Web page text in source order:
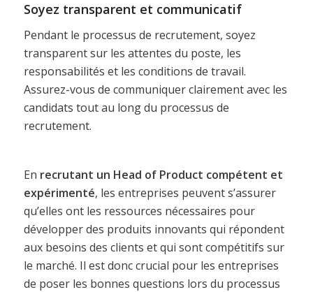
Soyez transparent et communicatif
Pendant le processus de recrutement, soyez
transparent sur les attentes du poste, les
responsabilités et les conditions de travail.
Assurez-vous de communiquer clairement avec les
candidats tout au long du processus de
recrutement.
En recrutant un Head of Product compétent et
expérimenté, les entreprises peuvent s’assurer
qu’elles ont les ressources nécessaires pour
développer des produits innovants qui répondent
aux besoins des clients et qui sont compétitifs sur
le marché. Il est donc crucial pour les entreprises
de poser les bonnes questions lors du processus